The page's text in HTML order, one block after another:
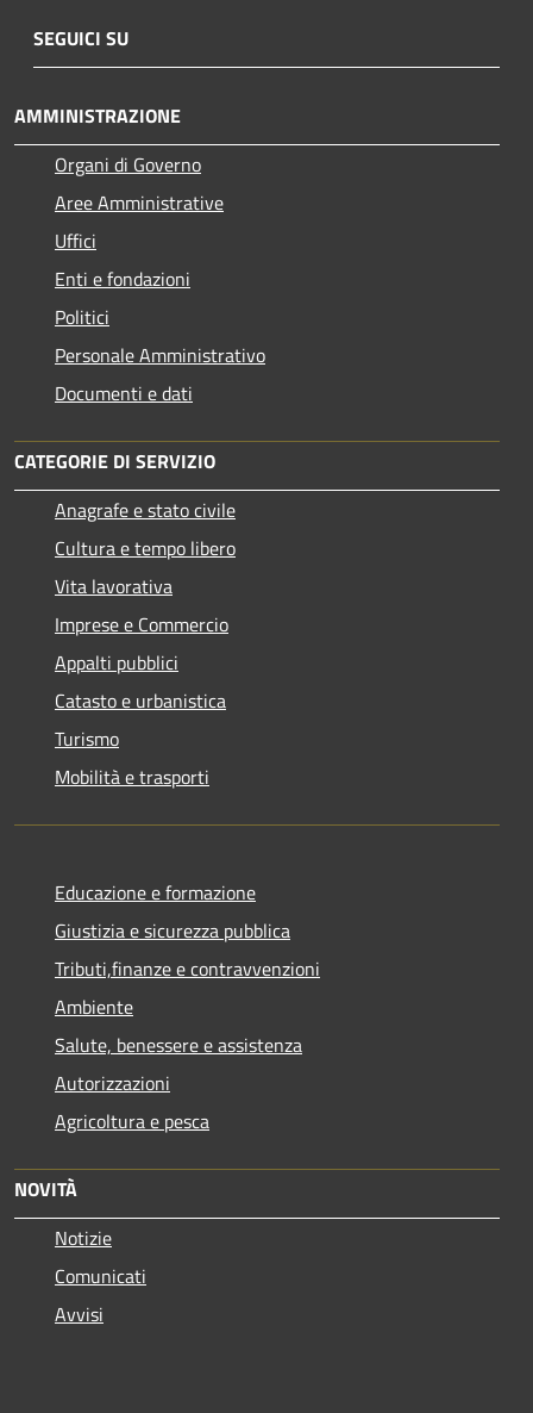
SEGUICI SU
AMMINISTRAZIONE
Organi di Governo
Aree Amministrative
Uffici
Enti e fondazioni
Politici
Personale Amministrativo
Documenti e dati
CATEGORIE DI SERVIZIO
Anagrafe e stato civile
Cultura e tempo libero
Vita lavorativa
Imprese e Commercio
Appalti pubblici
Catasto e urbanistica
Turismo
Mobilità e trasporti
Educazione e formazione
Giustizia e sicurezza pubblica
Tributi,finanze e contravvenzioni
Ambiente
Salute, benessere e assistenza
Autorizzazioni
Agricoltura e pesca
NOVITÀ
Notizie
Comunicati
Avvisi